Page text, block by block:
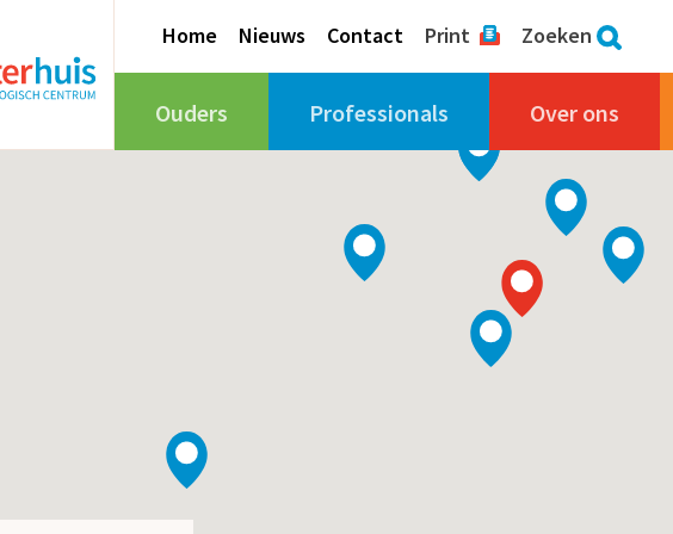
Home Nieuws Contact Print Zoeken
Ouders Professionals Over ons